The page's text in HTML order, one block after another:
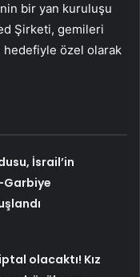
bir yan kuruluşu
Şirketi, gemileri
hedefiyle özel olarak
İsrail’in
Garbiye
olacaktı! Kız